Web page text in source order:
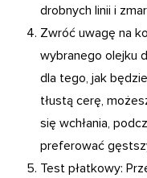
drobnych linii i
Zwróć uwagę na
wybranego olejku
dla tego, jak
tłustą cerę,
się wchłania,
preferować
Test płatkowy: